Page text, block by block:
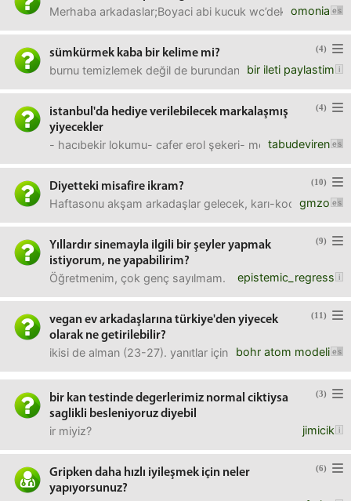
omonia
Merhaba arkadaslar;Boyaci abi kucuk wc’deki bu S
(4)
sümkürmek kaba bir kelime mi?
bir ileti paylastim
burnu temizlemek değil de burundan şiddetli hava
(4)
istanbul'da hediye verilebilecek markalaşmış
yiyecekler
tabudeviren
- hacıbekir lokumu- cafer erol şekeri- mehmet efendi/
(10)
Diyetteki misafire ikram?
gmzo
Haftasonu akşam arkadaşlar gelecek, karı-koca
(9)
Yıllardır sinemayla ilgili bir şeyler yapmak
istiyorum, ne yapabilirim?
epistemic_regress
Öğretmenim, çok genç sayılmam. Liseden beri içimde
(11)
vegan ev arkadaşlarına türkiye'den yiyecek
olarak ne getirilebilir?
bohr atom modeli
ikisi de alman (23-27). yanıtlar için teşekkürler.
(3)
bir kan testinde degerlerimiz normal ciktiysa
saglikli besleniyoruz diyebil
jimicik
ir miyiz?
(6)
Gripken daha hızlı iyileşmek için neler
yapıyorsunuz?